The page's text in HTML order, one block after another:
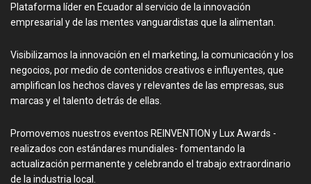
Plataforma líder en Ecuador al servicio de la innovación
empresarial y de las mentes vanguardistas que la alimentan.
Visibilizamos la innovación en el marketing, la comunicación y los
negocios, por medio de contenidos creativos e influyentes, que
amplifican los hechos claves y relevantes de las empresas, sus
marcas y el talento detrás de ellas.
Promovemos nuestros eventos REINVENTION y Lux Awards -
realizados con estándares mundiales- fomentando la
actualización permanente y celebrando el trabajo extraordinario
de la industria local.